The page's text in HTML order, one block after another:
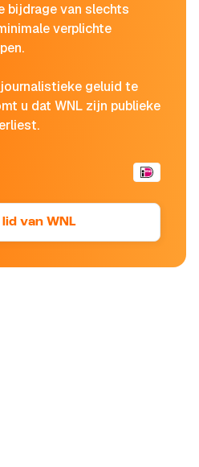
bijdrage van slechts
verplichte
geluid te
u dat WNL zijn publieke
van WNL